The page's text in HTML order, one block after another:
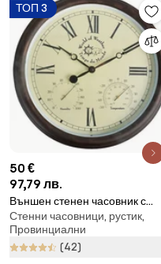
ТОП 3
50 €
97,79 лв.
Външен стенен часовник с
римски цифри и термометър -
Esschert Design
Стенни часовници, рустик,
Провинциални
(42)